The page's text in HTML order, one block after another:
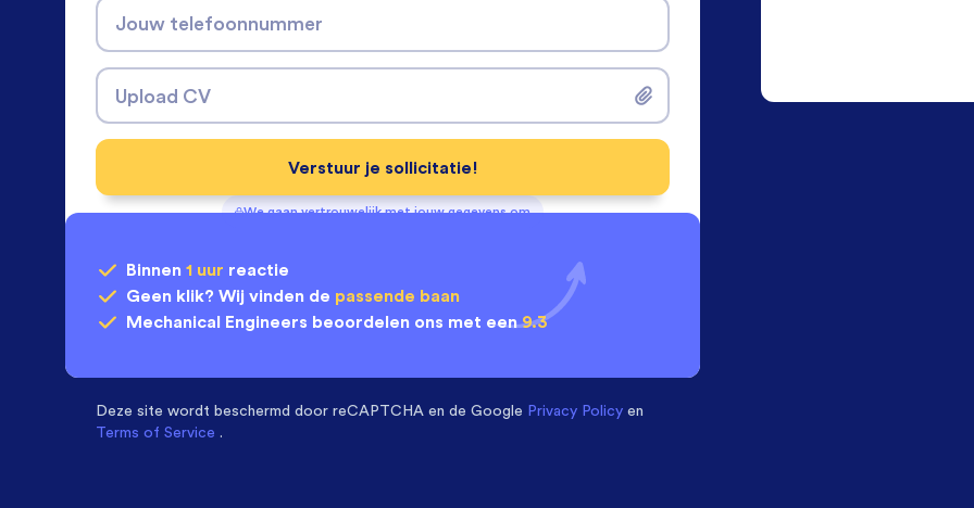
Jouw telefoonnummer
Upload CV
We gaan vertrouwelijk met jouw gegevens om
Verstuur je sollicitatie!
Binnen 1 uur reactie
Geen klik? Wij vinden de passende baan
Mechanical Engineers beoordelen ons met een 9.3
Deze site wordt beschermd door reCAPTCHA en de Google Privacy Policy en
Terms of Service .